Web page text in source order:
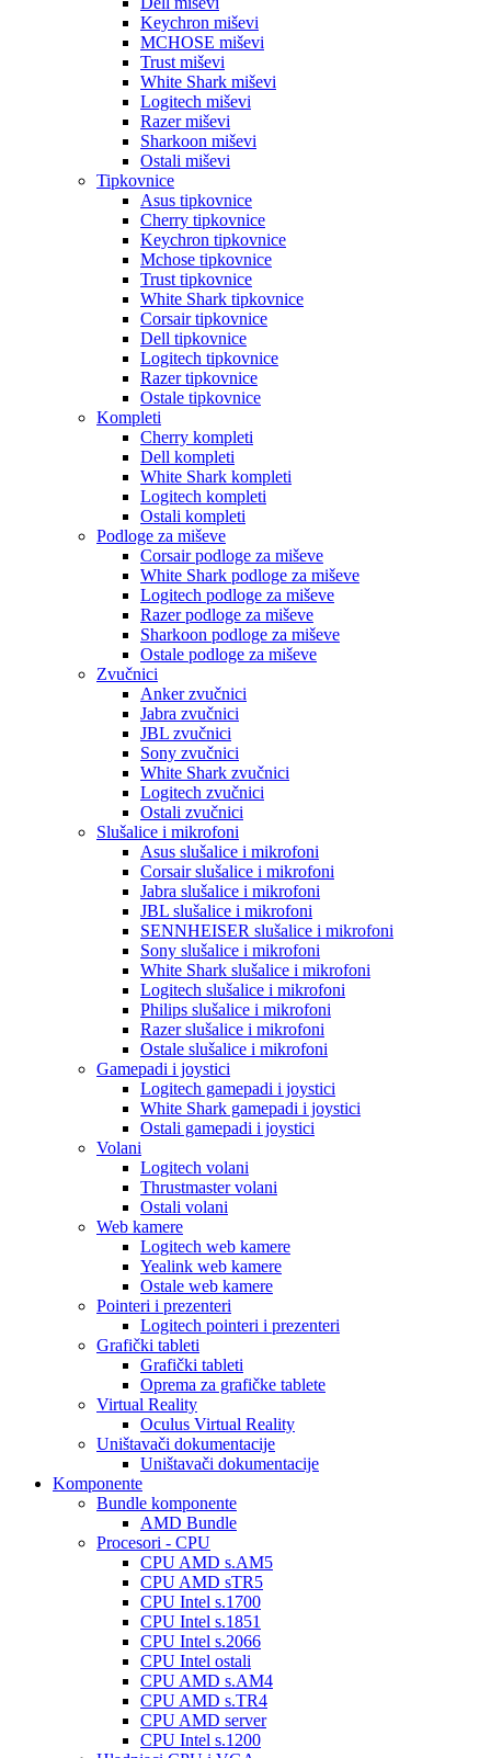
Keychron miševi
MCHOSE miševi
Trust miševi
White Shark miševi
Logitech miševi
Razer miševi
Sharkoon miševi
Ostali miševi
Tipkovnice
Asus tipkovnice
Cherry tipkovnice
Keychron tipkovnice
Mchose tipkovnice
Trust tipkovnice
White Shark tipkovnice
Corsair tipkovnice
Dell tipkovnice
Logitech tipkovnice
Razer tipkovnice
Ostale tipkovnice
Kompleti
Cherry kompleti
Dell kompleti
White Shark kompleti
Logitech kompleti
Ostali kompleti
Podloge za miševe
Corsair podloge za miševe
White Shark podloge za miševe
Logitech podloge za miševe
Razer podloge za miševe
Sharkoon podloge za miševe
Ostale podloge za miševe
Zvučnici
Anker zvučnici
Jabra zvučnici
JBL zvučnici
Sony zvučnici
White Shark zvučnici
Logitech zvučnici
Ostali zvučnici
Slušalice i mikrofoni
Asus slušalice i mikrofoni
Corsair slušalice i mikrofoni
Jabra slušalice i mikrofoni
JBL slušalice i mikrofoni
SENNHEISER slušalice i mikrofoni
Sony slušalice i mikrofoni
White Shark slušalice i mikrofoni
Logitech slušalice i mikrofoni
Philips slušalice i mikrofoni
Razer slušalice i mikrofoni
Ostale slušalice i mikrofoni
Gamepadi i joystici
Logitech gamepadi i joystici
White Shark gamepadi i joystici
Ostali gamepadi i joystici
Volani
Logitech volani
Thrustmaster volani
Ostali volani
Web kamere
Logitech web kamere
Yealink web kamere
Ostale web kamere
Pointeri i prezenteri
Logitech pointeri i prezenteri
Grafički tableti
Grafički tableti
Oprema za grafičke tablete
Virtual Reality
Oculus Virtual Reality
Uništavači dokumentacije
Uništavači dokumentacije
Komponente
Bundle komponente
AMD Bundle
Procesori - CPU
CPU AMD s.AM5
CPU AMD sTR5
CPU Intel s.1700
CPU Intel s.1851
CPU Intel s.2066
CPU Intel ostali
CPU AMD s.AM4
CPU AMD s.TR4
CPU AMD server
CPU Intel s.1200